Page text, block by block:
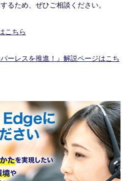
るため、ぜひご相談ください。
こちら
ーレスを推進！ 』解説ページはこち